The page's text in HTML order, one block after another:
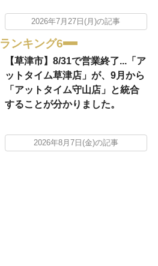
2026年7月27日(月)の記事
ランキング6
【草津市】8/31で営業終了...「ア
ットタイム草津店」が、9月から
「アットタイム守山店」と統合
することが分かりました。
2026年8月7日(金)の記事